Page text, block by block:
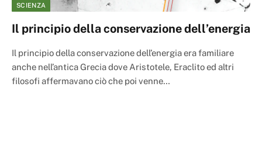
SCIENZA
Il principio della conservazione dell’energia
Il principio della conservazione dell’energia era familiare
anche nell’antica Grecia dove Aristotele, Eraclito ed altri
filosofi affermavano ciò che poi venne…